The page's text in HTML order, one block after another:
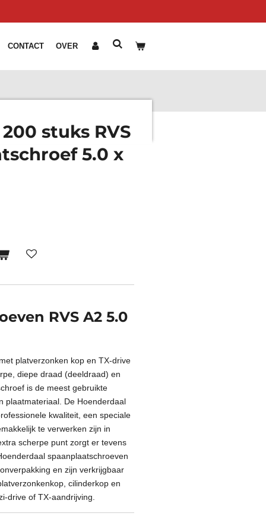
CONTACT OVER
stuks RVS
5.0 x
RVS A2 5.0
platverzonken kop en TX-drive
diepe draad (deeldraad) en
is de meest gebruikte
plaatmateriaal. De Hoenderdaal
kwaliteit, een speciale
te verwerken zijn in
scherpe punt zorgt er tevens
spaanplaatschroeven
en zijn verkrijgbaar
cilinderkop en
drive of TX-aandrijving.